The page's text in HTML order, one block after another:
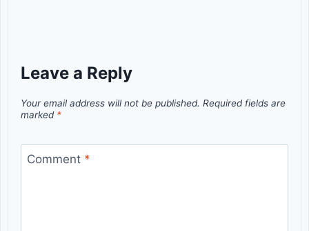
Leave a Reply
Your email address will not be published. Required fields are
marked *
Comment *